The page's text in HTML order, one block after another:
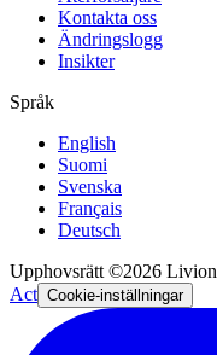
Kontakta oss
Ändringslogg
Insikter
Språk
English
Suomi
Svenska
Français
Deutsch
Upphovsrätt ©2026 Livion
Act Cookie-inställningar